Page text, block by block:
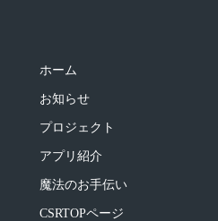
ホーム
お知らせ
プロジェクト
アプリ紹介
魔法のお手伝い
CSRTOPページ